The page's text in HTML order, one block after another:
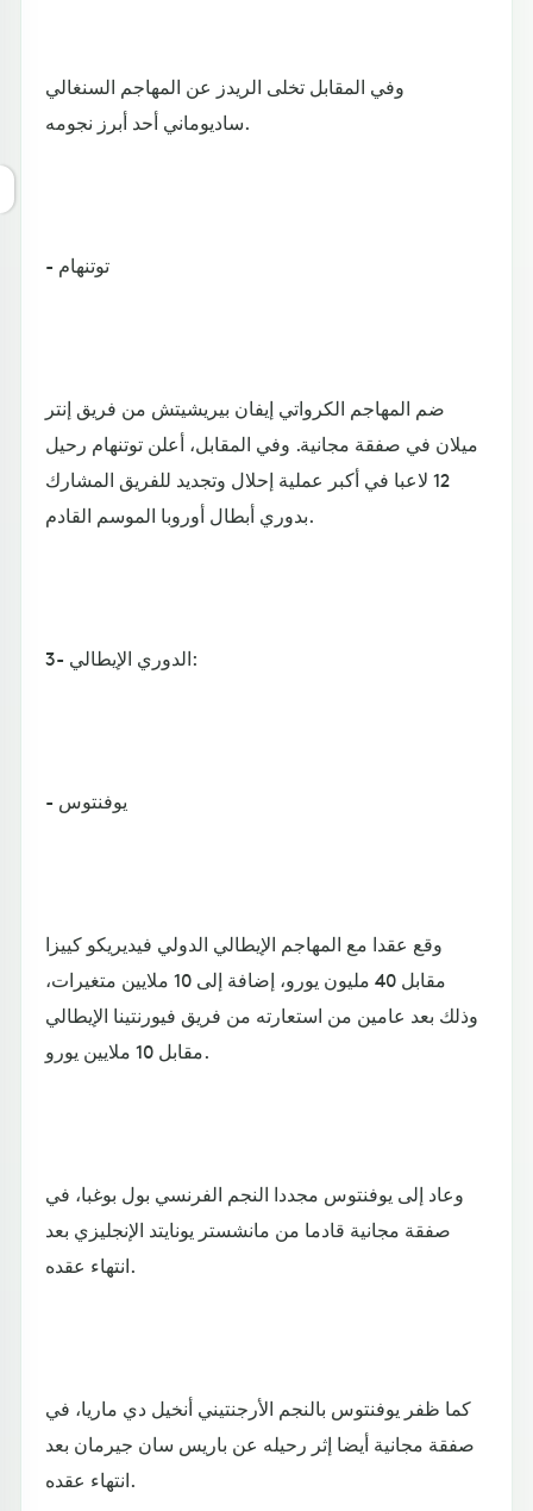
وفي المقابل تخلى الريدز عن المهاجم السنغالي
ساديوماني أحد أبرز نجومه.
- توتنهام
ضم المهاجم الكرواتي إيفان بيريشيتش من فريق إنتر
ميلان في صفقة مجانية. وفي المقابل، أعلن توتنهام رحيل
12 لاعبا في أكبر عملية إحلال وتجديد للفريق المشارك
بدوري أبطال أوروبا الموسم القادم.
3- الدوري الإيطالي:
- يوفنتوس
وقع عقدا مع المهاجم الإيطالي الدولي فيديريكو كييزا
مقابل 40 مليون يورو، إضافة إلى 10 ملايين متغيرات،
وذلك بعد عامين من استعارته من فريق فيورنتينا الإيطالي
مقابل 10 ملايين يورو.
وعاد إلى يوفنتوس مجددا النجم الفرنسي بول بوغبا، في
صفقة مجانية قادما من مانشستر يونايتد الإنجليزي بعد
انتهاء عقده.
كما ظفر يوفنتوس بالنجم الأرجنتيني أنخيل دي ماريا، في
صفقة مجانية أيضا إثر رحيله عن باريس سان جيرمان بعد
انتهاء عقده.